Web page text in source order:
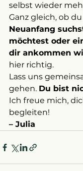
selbst wieder
Ganz gleich, ob
Neuanfang
möchtest oder
dir ankommen
hier richtig.
Lass uns
gehen. Du bist
Ich freue mich,
begleiten!
– Julia